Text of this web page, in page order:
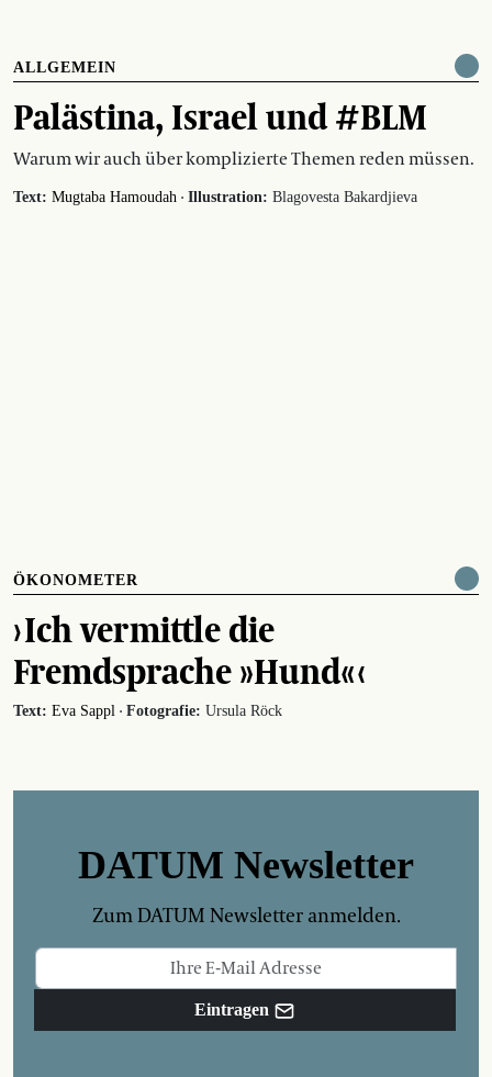
ALLGEMEIN
Palästina, Israel und #BLM
Warum wir auch über komplizierte Themen reden müssen.
Text: Mugtaba Hamoudah · Illustration: Blagovesta Bakardjieva
ÖKONOMETER
› Ich vermittle die
Fremdsprache »Hund« ‹
Text: Eva Sappl · Fotografie: Ursula Röck
DATUM Newsletter
Zum DATUM Newsletter anmelden.
Eintragen